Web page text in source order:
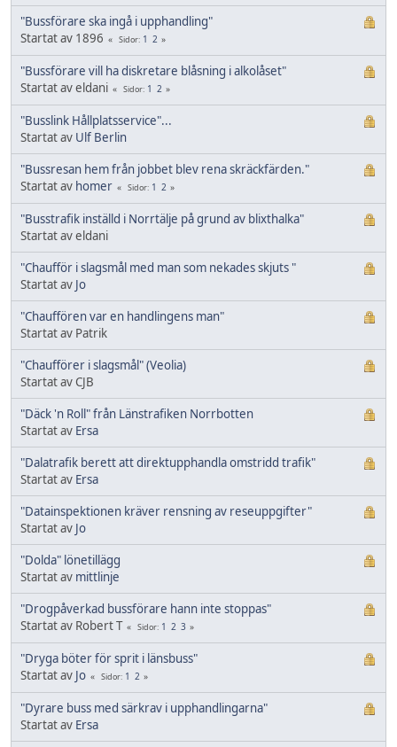
"Bussförare ska ingå i upphandling"
Startat av 1896
Sidor 1 2
"Bussförare vill ha diskretare blåsning i alkolåset"
Startat av eldani
Sidor 1 2
"Busslink Hållplatsservice"...
Startat av Ulf Berlin
"Bussresan hem från jobbet blev rena skräckfärden."
Startat av homer Sidor 1 2
"Busstrafik inställd i Norrtälje på grund av blixthalka"
Startat av eldani
"Chaufför i slagsmål med man som nekades skjuts "
Startat av Jo
"Chauffören var en handlingens man"
Startat av Patrik
"Chaufförer i slagsmål" (Veolia)
Startat av CJB
"Däck 'n Roll" från Länstrafiken Norrbotten
Startat av Ersa
"Dalatrafik berett att direktupphandla omstridd trafik"
Startat av Ersa
"Datainspektionen kräver rensning av reseuppgifter"
Startat av Jo
"Dolda" lönetillägg
Startat av mittlinje
"Drogpåverkad bussförare hann inte stoppas"
Startat av Robert T
Sidor 1 2 3
"Dryga böter för sprit i länsbuss"
Startat av Jo Sidor 1 2
"Dyrare buss med särkrav i upphandlingarna"
Startat av Ersa